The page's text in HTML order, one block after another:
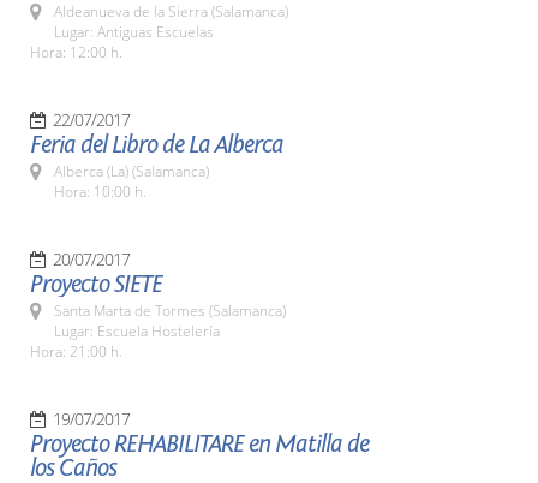
Aldeanueva de la Sierra (Salamanca)
Lugar: Antiguas Escuelas
Hora: 12:00 h.
22/07/2017
Feria del Libro de La Alberca
Alberca (La) (Salamanca)
Hora: 10:00 h.
20/07/2017
Proyecto SIETE
Santa Marta de Tormes (Salamanca)
Lugar: Escuela Hostelería
Hora: 21:00 h.
19/07/2017
Proyecto REHABILITARE en Matilla de
los Caños